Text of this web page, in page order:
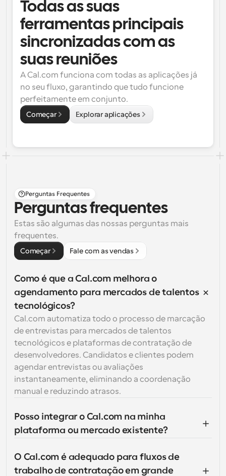
Todas as suas
ferramentas principais
sincronizadas com as
suas reuniões
A Cal.com funciona com todas as aplicações já
no seu fluxo, garantindo que tudo funcione
perfeitamente em conjunto.
Começar Explorar aplicações
Perguntas Frequentes
Perguntas frequentes
Estas são algumas das nossas perguntas mais
frequentes.
Começar Fale com as vendas
Como é que a Cal.com melhora o
agendamento para mercados de talentos
tecnológicos?
Cal.com automatiza todo o processo de marcação
de entrevistas para mercados de talentos
tecnológicos e plataformas de contratação de
desenvolvedores. Candidatos e clientes podem
agendar entrevistas ou avaliações
instantaneamente, eliminando a coordenação
manual e reduzindo atrasos.
Posso integrar o Cal.com na minha
plataforma ou mercado existente?
O Cal.com é adequado para fluxos de
trabalho de contratação em grande